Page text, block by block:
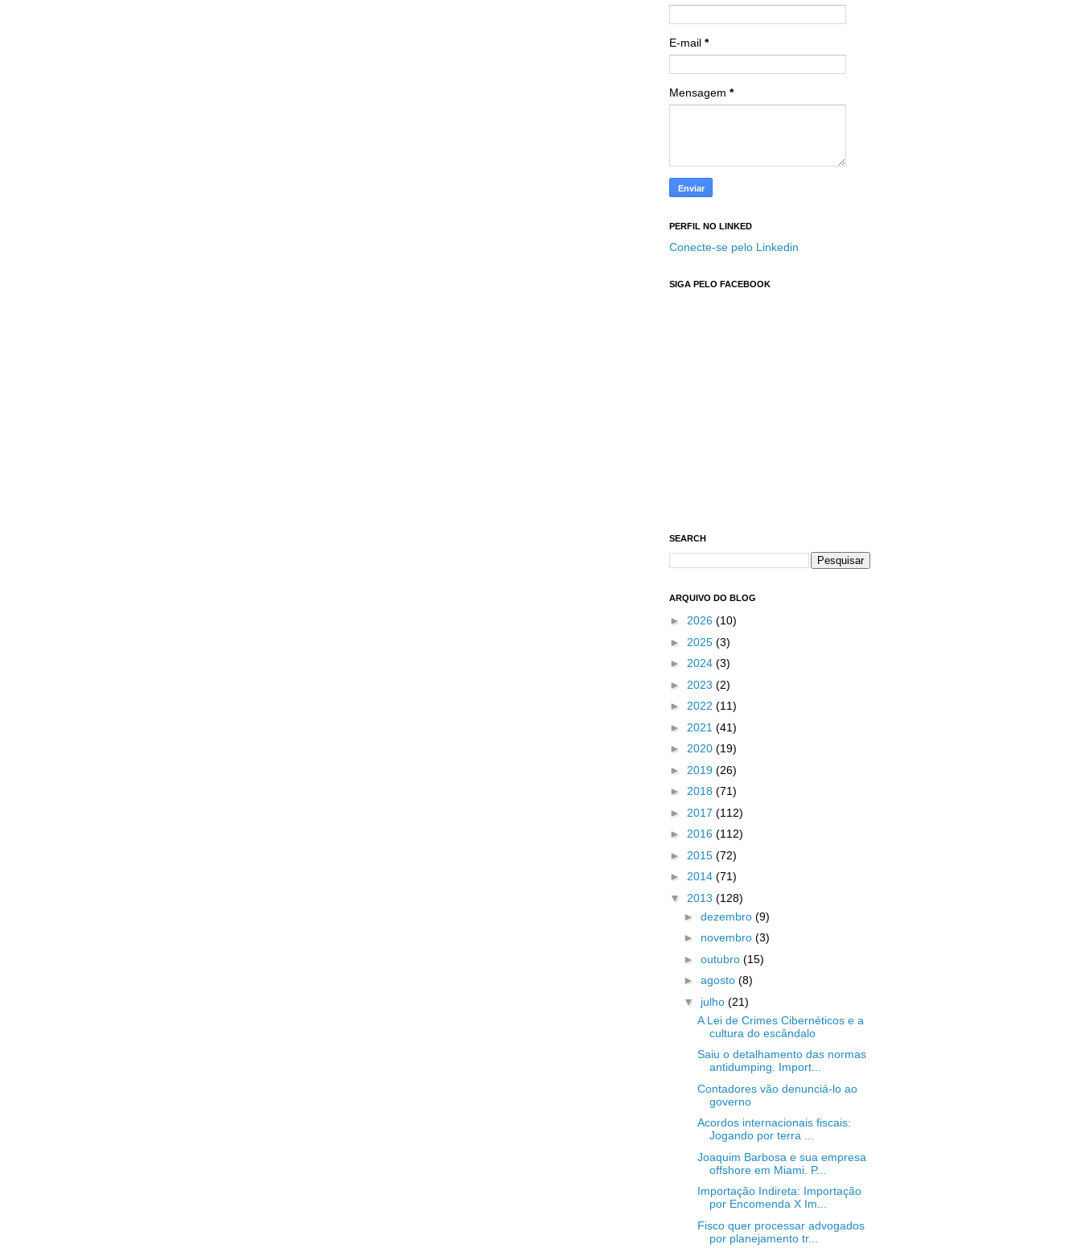
E-mail *
Mensagem *
PERFIL NO LINKED
Conecte-se pelo Linkedin
SIGA PELO FACEBOOK
SEARCH
ARQUIVO DO BLOG
► 2026 (10)
► 2025 (3)
► 2024 (3)
► 2023 (2)
► 2022 (11)
► 2021 (41)
► 2020 (19)
► 2019 (26)
► 2018 (71)
► 2017 (112)
► 2016 (112)
► 2015 (72)
► 2014 (71)
▼ 2013 (128)
► dezembro (9)
► novembro (3)
► outubro (15)
► agosto (8)
▼ julho (21)
A Lei de Crimes Cibernéticos e a
cultura do escândalo
Saiu o detalhamento das normas
antidumping. Import...
Contadores vão denunciá-lo ao
governo
Acordos internacionais fiscais:
Jogando por terra ...
Joaquim Barbosa e sua empresa
offshore em Miami. P...
Importação Indireta: Importação
por Encomenda X Im...
Fisco quer processar advogados
por planejamento tr...